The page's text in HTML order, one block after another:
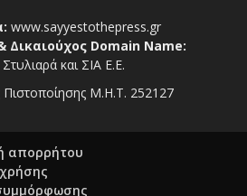
www.sayyestothepress.gr
Δικαιούχος Domain Name:
και ΣΙΑ Ε.Ε.
Πιστοποίησης Μ.Η.Τ. 252127
απορρήτου